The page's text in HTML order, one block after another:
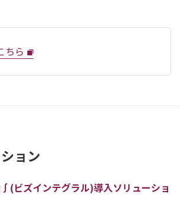
ちら
ョン
ビズインテグラル)導入ソリューショ